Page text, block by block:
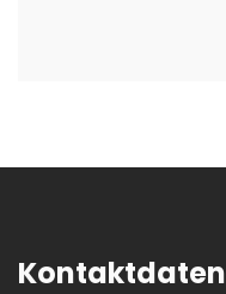
Kontaktdaten